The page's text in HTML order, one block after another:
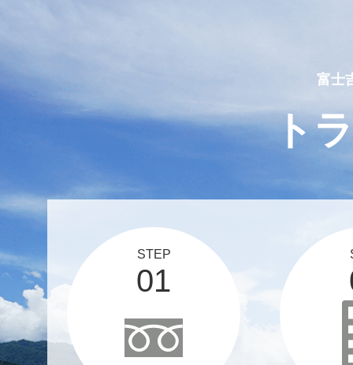
富士
ト
STEP
01